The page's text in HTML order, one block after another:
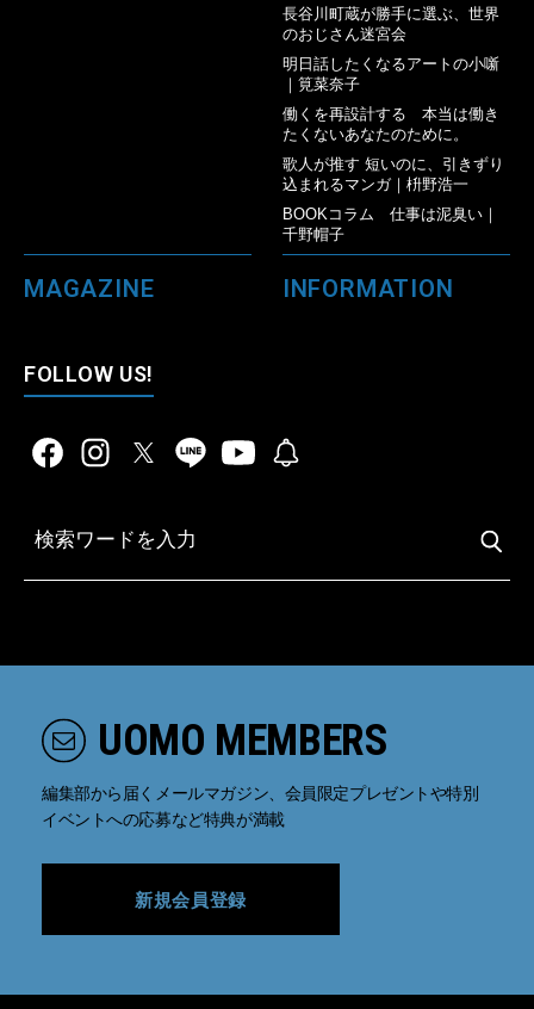
長谷川町蔵が勝手に選ぶ、世界
のおじさん迷宮会
明日話したくなるアートの小噺
｜筧菜奈子
働くを再設計する 本当は働き
たくないあなたのために。
歌人が推す 短いのに、引きずり
込まれるマンガ｜枡野浩一
BOOKコラム 仕事は泥臭い｜
千野帽子
MAGAZINE INFORMATION
FOLLOW US!
UOMO MEMBERS
編集部から届くメールマガジン、会員限定プレゼントや特別
イベントへの応募など特典が満載
新規会員登録